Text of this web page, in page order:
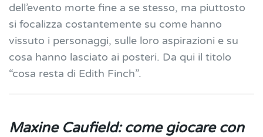
dell’evento morte fine a se stesso, ma piuttosto
si focalizza costantemente su come hanno
vissuto i personaggi, sulle loro aspirazioni e su
cosa hanno lasciato ai posteri. Da qui il titolo
“cosa resta di Edith Finch”.
Maxine Caufield: come giocare con